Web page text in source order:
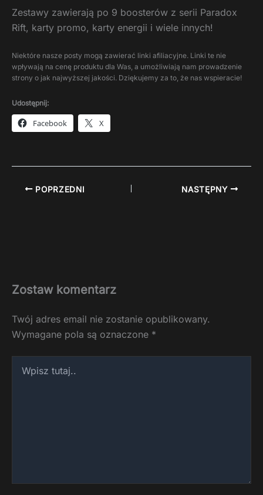
Zestawy zawierają po 9 boosterów z serii Paradox
Rift, karty promo, karty energii i wiele innych!
Niektóre nasze posty mogą zawierać linki afiliacyjne. Linki te nie
wpływają na cenę produktu dla Was, a umożliwiają nam prowadzenie
strony o jak najwyższej jakości. Dziękujemy za to, że nas wspieracie!
Udostępnij:
Facebook X
POPRZEDNI NASTĘPNY
Zostaw komentarz
Twój adres email nie zostanie opublikowany.
Wymagane pola są oznaczone *
tutaj..